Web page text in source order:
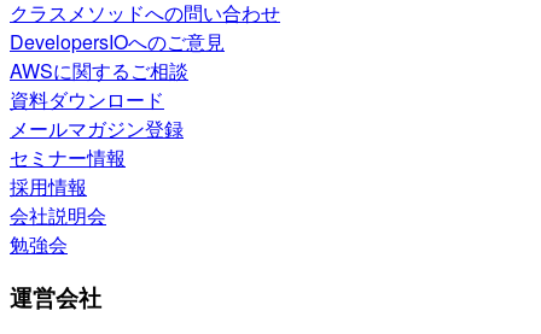
クラスメソッドへの問い合わせ
DevelopersIOへのご意見
AWSに関するご相談
資料ダウンロード
メールマガジン登録
セミナー情報
採用情報
会社説明会
勉強会
運営会社